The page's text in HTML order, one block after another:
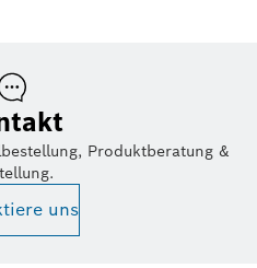
Produktberatung &
uns